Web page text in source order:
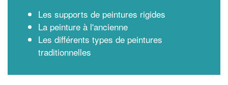
Les supports de peintures rigides
La peinture à l'ancienne
Les différents types de peintures
traditionnelles